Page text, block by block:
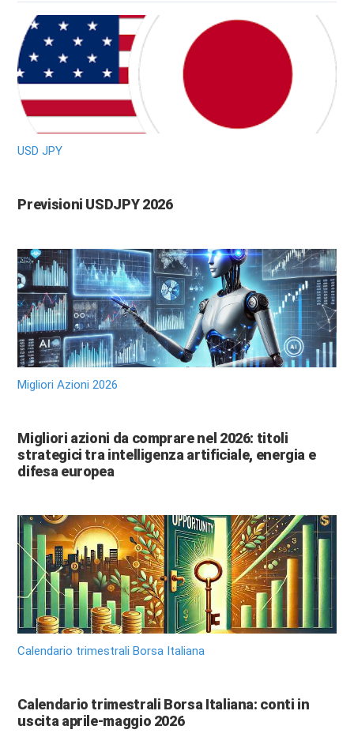
USD JPY
Previsioni USDJPY 2026
Migliori Azioni 2026
Migliori azioni da comprare nel 2026: titoli
strategici tra intelligenza artificiale, energia e
difesa europea
Calendario trimestrali Borsa Italiana
Calendario trimestrali Borsa Italiana: conti in
uscita aprile-maggio 2026